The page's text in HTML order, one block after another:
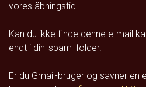
vores åbningstid.
Kan du ikke finde denne e-mail
endt i din 'spam'-folder.
Er du Gmail-bruger og savner en